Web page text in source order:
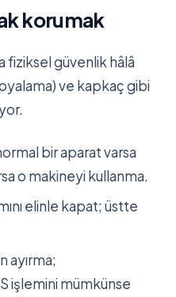
korumak
fiziksel güvenlik hâlâ
ve kapkaç gibi
bir aparat varsa
o makineyi kullanma.
elinle kapat; üstte
ayırma;
işlemini mümkünse